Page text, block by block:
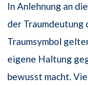
In Anlehnung an
der
Traumsymbol
eigene Haltung
bewusst macht.